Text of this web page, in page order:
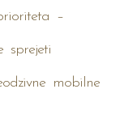
–
sprejeti
mobilne